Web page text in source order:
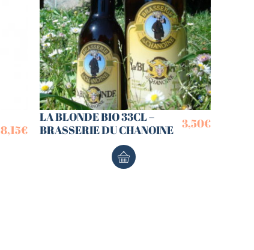
8,15€
LA BLONDE BIO 33CL –
BRASSERIE DU CHANOINE 3,50€